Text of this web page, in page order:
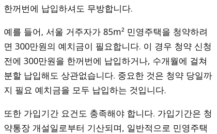
한꺼번에 납입하셔도 무방합니다.
예를 들어, 서울 거주자가 85m² 민영주택을 청약하려
면 300만원의 예치금이 필요합니다. 이 경우 청약 신청
전에 300만원을 한꺼번에 납입하거나, 수개월에 걸쳐
분할 납입해도 상관없습니다. 중요한 것은 청약 당일까
지 필요 예치금을 모두 납입하는 것입니다.
또한 가입기간 요건도 충족해야 합니다. 가입기간은 청
약통장 개설일로부터 기산되며, 일반적으로 민영주택